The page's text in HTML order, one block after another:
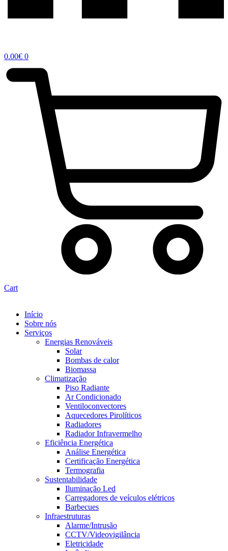
0.00€ 0
Cart
Início
Sobre nós
Serviços
Energias Renováveis
Solar
Bombas de calor
Biomassa
Climatização
Piso Radiante
Ar Condicionado
Ventiloconvectores
Aquecedores Pirolíticos
Radiadores
Radiador Infravermelho
Eficiência Energética
Análise Energética
Certificação Energética
Termografia
Sustentabilidade
Iluminação Led
Carregadores de veículos elétricos
Barbecues
Infraestruturas
Alarme/Intrusão
CCTV/Videovigilância
Eletricidade